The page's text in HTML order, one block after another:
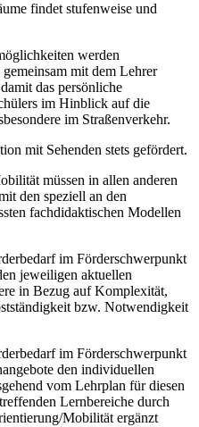
findet stufenweise und
werden
mit dem Lehrer
das persönliche
im Hinblick auf die
im Straßenverkehr.
mit Sehenden stets gefördert.
müssen in allen anderen
den speziell an den
fachdidaktischen Modellen
im Förderschwerpunkt
jeweiligen aktuellen
in Bezug auf Komplexität,
bzw. Notwendigkeit
im Förderschwerpunkt
den individuellen
vom Lehrplan für diesen
Lernbereiche durch
Mobilität ergänzt